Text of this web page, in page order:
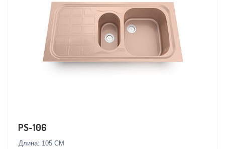
PS-106
Длина: 105 СМ